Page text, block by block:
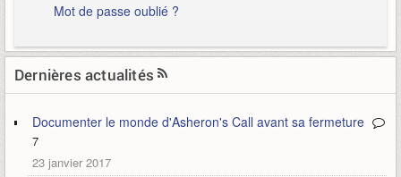
Mot de passe oublié ?
Dernières actualités
Documenter le monde d'Asheron's Call avant sa fermeture
7
23 janvier 2017